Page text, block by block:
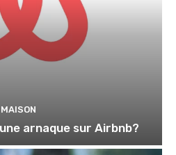
MAISON
arnaque sur Airbnb?